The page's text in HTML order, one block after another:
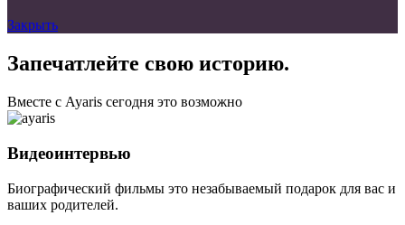
Закрыть
Запечатлейте свою историю.
Вместе с Ayaris сегодня это возможно
Видеоинтервью
Биографический фильмы это незабываемый подарок для вас и
ваших родителей.